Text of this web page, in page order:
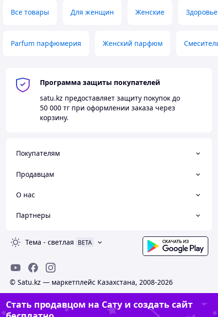
Все товары Для женщин Женские Здоровье
Parfum парфюмерия Женский парфюм
Программа защиты покупателей
satu.kz предоставляет защиту покупок до
50 000 тг при оформлении заказа через
корзину.
Покупателям
Продавцам
О нас
Партнеры
Тема - светлая BETA
© Satu.kz — маркетплейс Казахстана, 2008-2026
Стать продавцом на Сату и создать сайт